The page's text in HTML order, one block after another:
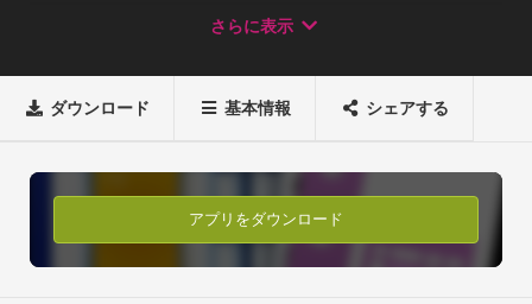
ステム手帳アプリ「スケジュールストリート」で利用可能なカ
には、無償アプリ「スケジュールストリート」を別途インスト
※本アプリにおいて、カレンダー上にTODOは表示されませ
ん。本アプリの仕様となります。スケジュールストリート：
http://market.android.com/details?
id=jp.co.elecom.android.elenote※本アプリをインストール後、
さらに表示
ダウンロード 基本情報 シェアする
アプリをダウンロード